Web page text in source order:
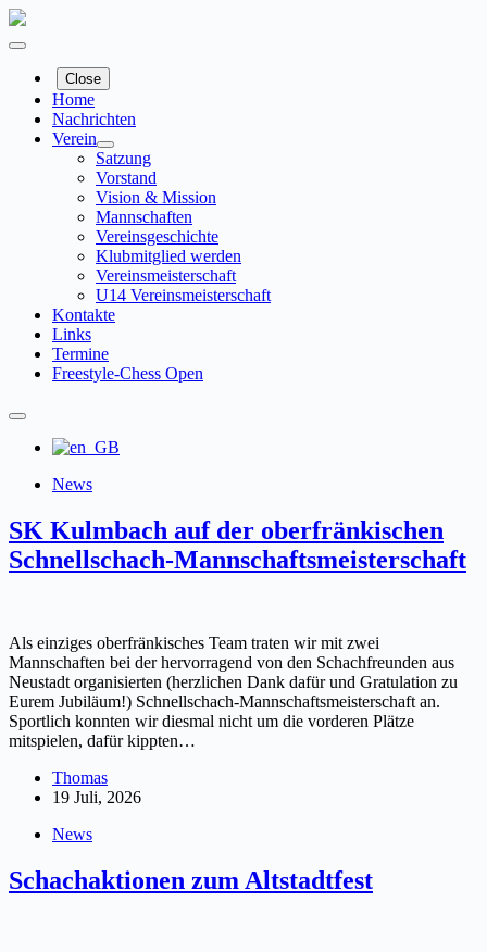
Zum
Close
Home
Nachrichten
Verein
Satzung
Vorstand
Vision & Mission
Mannschaften
Vereinsgeschichte
Klubmitglied werden
Vereinsmeisterschaft
U14 Vereinsmeisterschaft
Kontakte
Links
Termine
Freestyle-Chess Open
News
SK Kulmbach auf der oberfränkischen
Schnellschach-Mannschaftsmeisterschaft
Als einziges oberfränkisches Team traten wir mit zwei
Mannschaften bei der hervorragend von den Schachfreunden aus
Neustadt organisierten (herzlichen Dank dafür und Gratulation zu
Eurem Jubiläum!) Schnellschach-Mannschaftsmeisterschaft an.
Sportlich konnten wir diesmal nicht um die vorderen Plätze
mitspielen, dafür kippten…
Thomas
19 Juli, 2026
News
Schachaktionen zum Altstadtfest